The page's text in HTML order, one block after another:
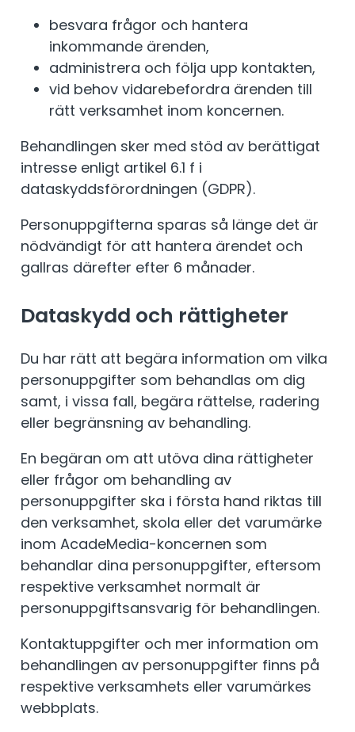
besvara frågor och hantera
inkommande ärenden,
administrera och följa upp kontakten,
vid behov vidarebefordra ärenden till
rätt verksamhet inom koncernen.
Behandlingen sker med stöd av berättigat
intresse enligt artikel 6.1 f i
dataskyddsförordningen (GDPR).
Personuppgifterna sparas så länge det är
nödvändigt för att hantera ärendet och
gallras därefter efter 6 månader.
Dataskydd och rättigheter
Du har rätt att begära information om vilka
personuppgifter som behandlas om dig
samt, i vissa fall, begära rättelse, radering
eller begränsning av behandling.
En begäran om att utöva dina rättigheter
eller frågor om behandling av
personuppgifter ska i första hand riktas till
den verksamhet, skola eller det varumärke
inom AcadeMedia-koncernen som
behandlar dina personuppgifter, eftersom
respektive verksamhet normalt är
personuppgiftsansvarig för behandlingen.
Kontaktuppgifter och mer information om
behandlingen av personuppgifter finns på
respektive verksamhets eller varumärkes
webbplats.